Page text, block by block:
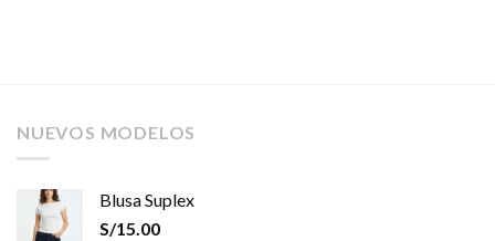
NUEVOS MODELOS
Blusa Suplex
S/15.00